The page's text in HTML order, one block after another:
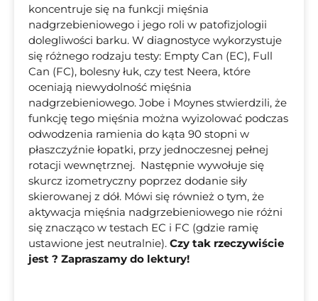
koncentruje się na funkcji mięśnia
nadgrzebieniowego i jego roli w patofizjologii
dolegliwości barku. W diagnostyce wykorzystuje
się różnego rodzaju testy: Empty Can (EC), Full
Can (FC), bolesny łuk, czy test Neera, które
oceniają niewydolność mięśnia
nadgrzebieniowego. Jobe i Moynes stwierdzili, że
funkcję tego mięśnia można wyizolować podczas
odwodzenia ramienia do kąta 90 stopni w
płaszczyźnie łopatki, przy jednoczesnej pełnej
rotacji wewnętrznej. Następnie wywołuje się
skurcz izometryczny poprzez dodanie siły
skierowanej z dół. Mówi się również o tym, że
aktywacja mięśnia nadgrzebieniowego nie różni
się znacząco w testach EC i FC (gdzie ramię
ustawione jest neutralnie). Czy tak rzeczywiście
jest ? Zapraszamy do lektury!